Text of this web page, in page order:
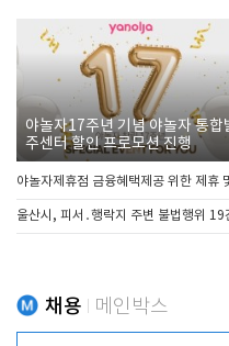
야놀자17주년 기념 야놀자 통합
주센터 할인 프로모션 진행
야놀자제휴점 금융혜택제공 위한 제휴
울산시, 피서․행락지 주변 불법행위 19
채용 메인박스